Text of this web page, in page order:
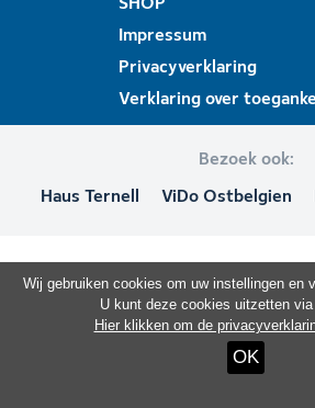
SHOP
Impressum
Privacyverklaring
Verklaring over
Bezoek ook:
Haus Ternell ViDo Ostbelgien
Wij gebruiken cookies om uw instellingen en
U kunt deze cookies uitzetten via
Hier klikken om de
OK